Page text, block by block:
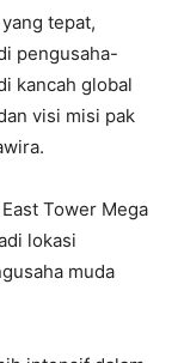
tepat,
pengusaha-
kancah global
visi misi pak
Tower Mega
lokasi
muda